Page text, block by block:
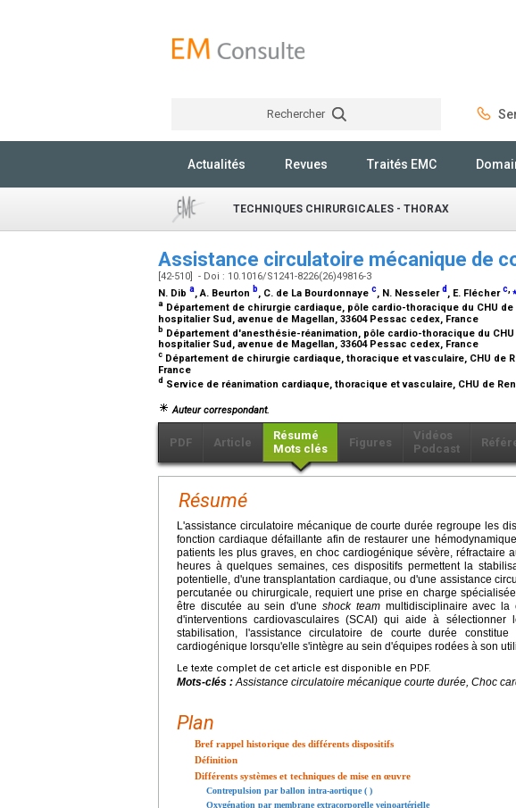
Rechercher
Actualités Revues Traités EMC
TECHNIQUES CHIRURGICALES - THORAX
Assistance circulatoire mécanique de
[42-510] - Doi : 10.1016/S1241-8226(26)49816-3
N. Dib a, A. Beurton b, C. de La Bourdonnaye c, N. Nesselerd , E. Flécherc,⁎
a Département de chirurgie cardiaque, pôle cardio-thoracique du CHU
hospitalier Sud, avenue de Magellan, 33604 Pessac cedex, France
b Département d'anesthésie-réanimation, pôle cardio-thoracique du
hospitalier Sud, avenue de Magellan, 33604 Pessac cedex, France
c Département de chirurgie cardiaque, thoracique et vasculaire, CHU de
France
d Service de réanimation cardiaque, thoracique et vasculaire, CHU de
Auteur correspondant.
PDF Article
Résumé
Mots clés
Figures
Vidéos
Podcast
Résumé
L'assistance circulatoire mécanique de courte durée regroupe les
fonction cardiaque défaillante afin de restaurer une
patients les plus graves, en choc cardiogénique sévère, réfractaire
heures à quelques semaines, ces dispositifs permettent la
potentielle, d'une transplantation cardiaque, ou d'une assistance
percutanée ou chirurgicale, requiert une prise en charge
être discutée au sein d'une shock teammultidisciplinaire avec la
d'interventions cardiovasculaires (SCAI) qui aide à sélectionner
stabilisation, l'assistance circulatoire de courte durée
cardiogénique lorsqu'elle s'intègre au sein d'équipes rodées à son
Le texte complet de cet article est disponible en PDF.
Mots-clés :Assistance circulatoire mécanique courte durée, Choc
Plan
Bref rappel historique des différents dispositifs
Définition
Différents systèmes et techniques de mise en œuvre
Contrepulsion par ballon intra-aortique ( )
Oxygénation par membrane extracorporelle veinoartérielle